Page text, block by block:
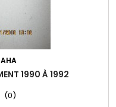
1990 À 1992
(0)